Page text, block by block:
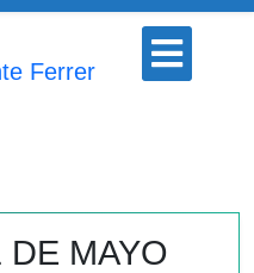
Ferrer
Botón
abrir
DE MAYO